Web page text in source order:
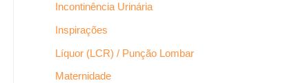
Incontinência Urinária
Inspirações
Líquor (LCR) / Punção Lombar
Maternidade